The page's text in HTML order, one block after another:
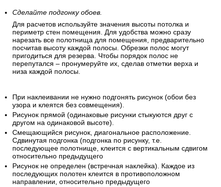
Сделайте подгонку обоев.
Для расчетов используйте значения высоты потолка и
периметр стен помещения. Для удобства можно сразу
нарезать все полотнища для помещения, предварительно
посчитав высоту каждой полосы. Обрезки полос могут
пригодиться для резерва. Чтобы порядок полос не
перепутался – пронумеруйте их, сделав отметки верха и
низа каждой полосы.
При наклеивании не нужно подгонять рисунок (обои без
узора и клеятся без совмещения).
Рисунок прямой (одинаковые рисунки стыкуются друг с
другом на одинаковой высоте).
Смещающийся рисунок, диагональное расположение.
Сдвинутая подгонка (подгонка по рисунку, т.е.
последующее полотнище, клеится с вертикальным сдвигом
относительно предыдущего
Рисунок не определен (встречная наклейка). Каждое из
последующих полотен клеится в противоположном
направлении, относительно предыдущего